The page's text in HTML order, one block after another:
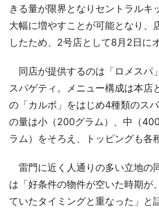
きる量が限界となりセントラルキ
大幅に増やすことが可能となり、
したため、2号店として8月2日に
同店が提供するのは「ロメスパ
スパゲティ。メニュー構成は本店
の「カルボ」をはじめ4種類のス
の量は小（200グラム）、中（
ラム）をそろえ、トッピングも各
雷門に近く人通りの多い立地の
は「好条件の物件が空いた時期が
ていたタイミングと重なった」と